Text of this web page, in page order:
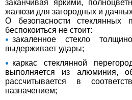
заканчивая яркими,
жалюзи для загородных и
О безопасности стеклянных
беспокоиться не стоит:
закаленное стекло
выдерживает удары;
каркас стеклянной
выполняется из алюминия,
рассчитывается в
назначением;